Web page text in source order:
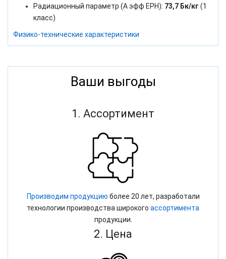
Радиационный параметр (А эфф ЕРН): 73,7 Бк/кг (1
класс)
Физико-технические характеристики
Ваши выгоды
1. Ассортимент
Производим продукцию более 20 лет, разработали
технологии производства широкого ассортимента
продукции.
2. Цена